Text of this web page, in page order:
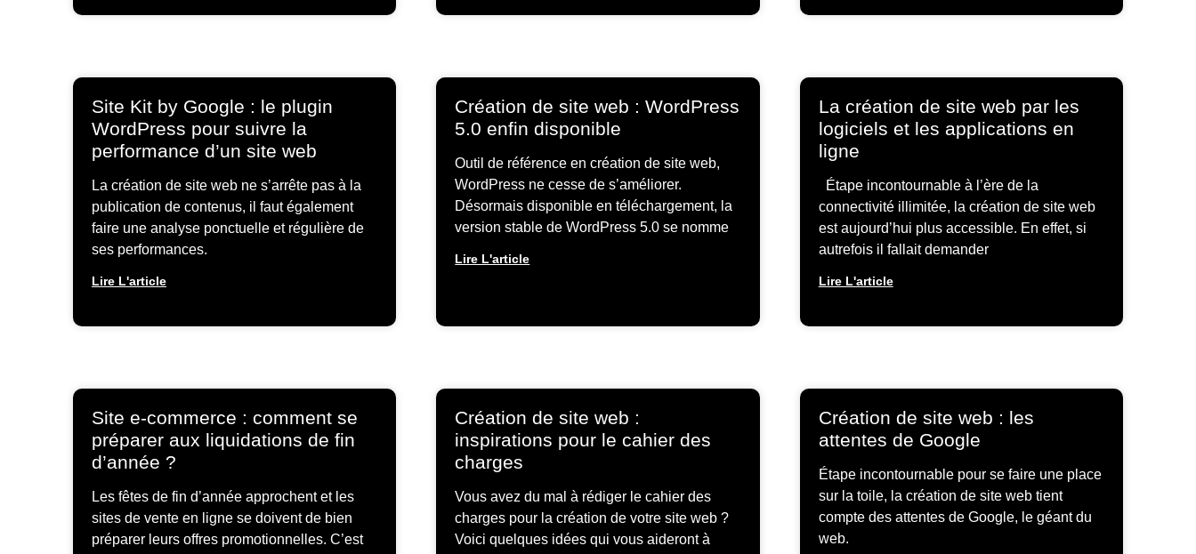
Site Kit by Google : le plugin
WordPress pour suivre la
performance d’un site web
La création de site web ne s’arrête pas à la
publication de contenus, il faut également
faire une analyse ponctuelle et régulière de
ses performances.
Lire L'article
Création de site web : WordPress
5.0 enfin disponible
Outil de référence en création de site web,
WordPress ne cesse de s’améliorer.
Désormais disponible en téléchargement, la
version stable de WordPress 5.0 se nomme
Lire L'article
La création de site web par les
logiciels et les applications en
ligne
Étape incontournable à l’ère de la
connectivité illimitée, la création de site web
est aujourd’hui plus accessible. En effet, si
autrefois il fallait demander
Lire L'article
Site e-commerce : comment se
préparer aux liquidations de fin
d’année ?
Les fêtes de fin d’année approchent et les
sites de vente en ligne se doivent de bien
préparer leurs offres promotionnelles. C’est
Création de site web :
inspirations pour le cahier des
charges
Vous avez du mal à rédiger le cahier des
charges pour la création de votre site web ?
Voici quelques idées qui vous aideront à
Création de site web : les
attentes de Google
Étape incontournable pour se faire une place
sur la toile, la création de site web tient
compte des attentes de Google, le géant du
web.